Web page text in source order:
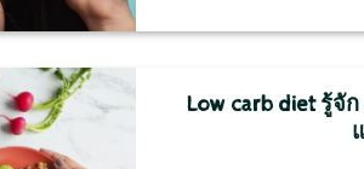
Low carb diet รู้